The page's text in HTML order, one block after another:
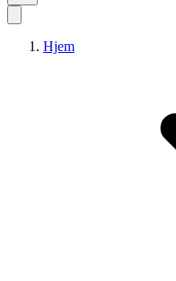
Hjem